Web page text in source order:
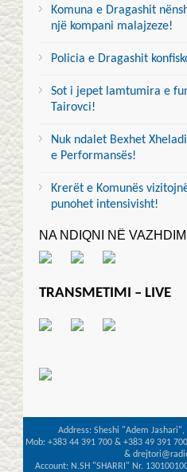
Komuna e Dragashit
një kompani malajzeze!
Policia e Dragashit
Sot i jepet lamtumira e
Tairovci!
Nuk ndalet Bexhet
e Performansës!
Krerët e Komunës
punohet intensivisht!
NA NDIQNI NË VAZHDIM
TRANSMETIMI – LIVE
Address: Sheshi "Adem Jashari",
Mob: +383 44 391 700 & +383 49 391
&
Account: N.SH "SHARRI" Nr.